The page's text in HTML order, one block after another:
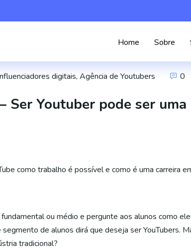
Home Sobre
digitais, Agência de Youtubers 0
Ser Youtuber pode ser
como trabalho é possível e como é uma carreira
ou médio e pergunte aos alunos como
de alunos dirá que deseja ser YouTubers.
tradicional?